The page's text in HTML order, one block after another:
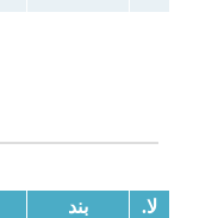
لا. بند